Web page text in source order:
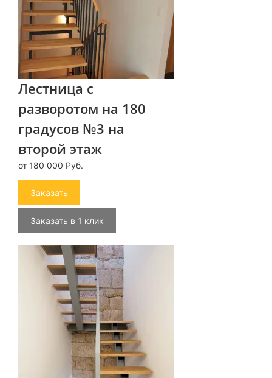
Лестница с
разворотом на 180
градусов №3 на
второй этаж
от 180 000 Руб.
Заказать
Заказать в 1 клик